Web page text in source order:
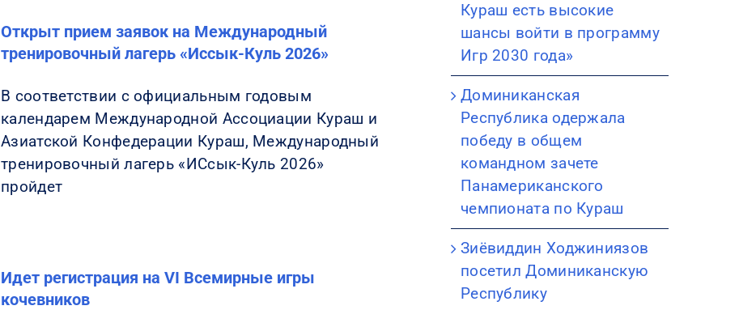
Открыт прием заявок на Международный
тренировочный лагерь «Иссык-Куль 2026»
В соответствии с официальным годовым
календарем Международной Ассоциации Кураш и
Азиатской Конфедерации Кураш, Международный
тренировочный лагерь «ИСсык-Куль 2026»
пройдет
Идет регистрация на VI Всемирные игры
кочевников
Кураш есть высокие
шансы войти в программу
Игр 2030 года»
Доминиканская
Республика одержала
победу в общем
командном зачете
Панамериканского
чемпионата по Кураш
Зиёвиддин Ходжиниязов
посетил Доминиканскую
Республику